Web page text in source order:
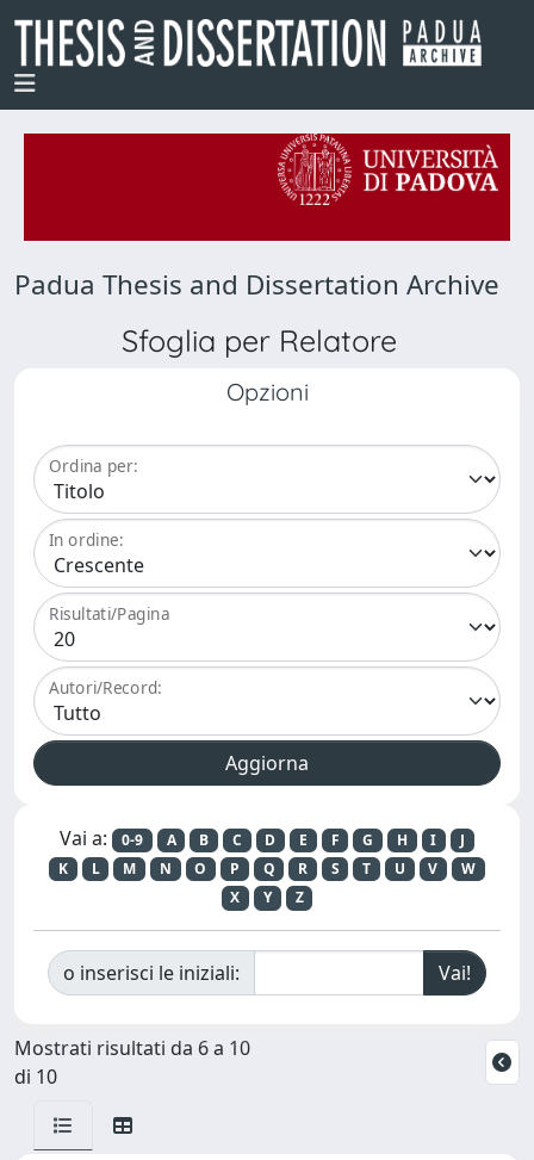
Padua Thesis and Dissertation Archive
Sfoglia per Relatore
Opzioni
Ordina per:
In ordine:
Risultati/Pagina
Autori/Record:
Vai a: 0-9 A B C D E F G H I
J
K
L M N O P Q R S T U V
W
X
Y Z
o inserisci le iniziali:
Mostrati risultati da 6 a 10
di 10